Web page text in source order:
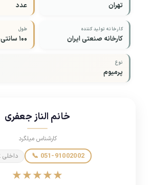
تهران عدد
کارخانه تولید کننده
کارخانه صنعتی ایران
طول
۱۰۰ سانتی‌متر
نوع
پرمیوم
خانم الناز جعفری
کارشناس میلگرد
📞 051-91002002 داخلی 102
★★★★★